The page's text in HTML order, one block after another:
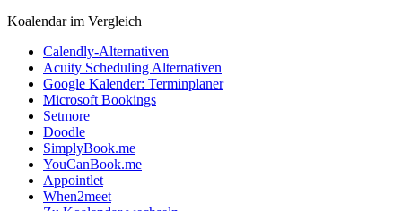
Koalendar im Vergleich
Calendly-Alternativen
Acuity Scheduling Alternativen
Google Kalender: Terminplaner
Microsoft Bookings
Setmore
Doodle
SimplyBook.me
YouCanBook.me
Appointlet
When2meet